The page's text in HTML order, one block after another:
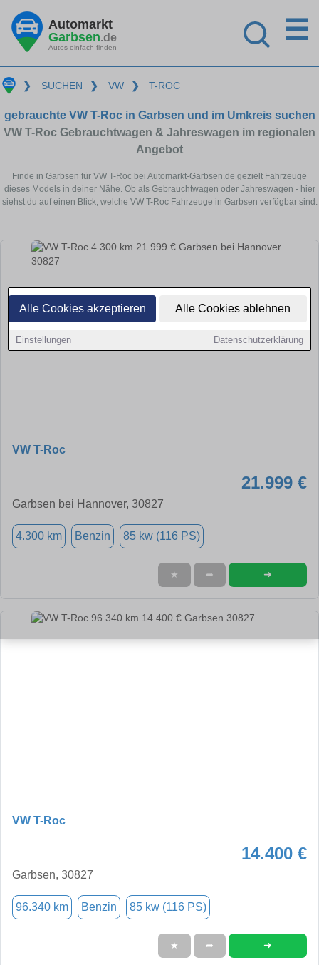
Alle Cookies akzeptieren Alle Cookies ablehnen
Einstellungen Datenschutzerklärung
Automarkt
Garbsen.de
Autos einfach finden
☰
❯ SUCHEN ❯ VW ❯ T-ROC
gebrauchte VW T-Roc in Garbsen und im Umkreis suchen
VW T-Roc Gebrauchtwagen & Jahreswagen im regionalen
Angebot
Finde in Garbsen für VW T-Roc bei Automarkt-Garbsen.de gezielt Fahrzeuge
dieses Models in deiner Nähe. Ob als Gebrauchtwagen oder Jahreswagen - hier
siehst du auf einen Blick, welche VW T-Roc Fahrzeuge in Garbsen verfügbar sind.
VW T-Roc
21.999 €
Garbsen bei Hannover, 30827
4.300 km Benzin 85 kw (116 PS)
★ ➦ ➜
VW T-Roc
14.400 €
Garbsen, 30827
96.340 km Benzin 85 kw (116 PS)
★ ➦ ➜